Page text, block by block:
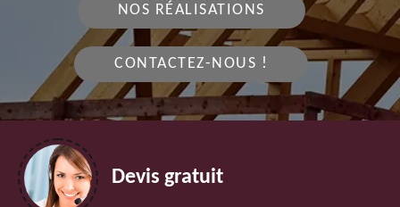
NOS RÉALISATIONS
CONTACTEZ-NOUS !
Devis gratuit